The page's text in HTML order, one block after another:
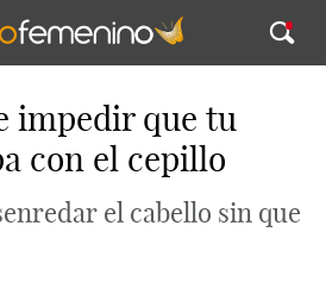
impedir que tu
con el cepillo
el cabello sin que